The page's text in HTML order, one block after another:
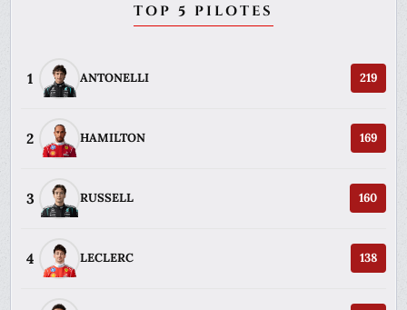
TOP 5 PILOTES
1 ANTONELLI 219
2 HAMILTON 169
3 RUSSELL 160
4 LECLERC 138